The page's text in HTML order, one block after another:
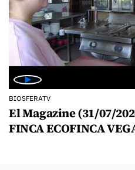
BIOSFERATV
El Magazine (31/07/
FINCA ECOFINCA